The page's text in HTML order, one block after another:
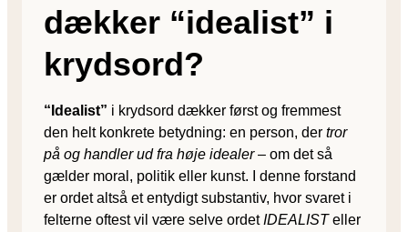
dækker “idealist” i
krydsord?
“Idealist” i krydsord dækker først og fremmest
den helt konkrete betydning: en person, der tror
på og handler ud fra høje idealer– om det så
gælder moral, politik eller kunst. I denne forstand
er ordet altså et entydigt substantiv, hvor svaret i
felterne oftest vil være selve ordetIDEALISTeller